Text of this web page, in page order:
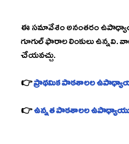
ఈ సమావేశం అనంతరం
గూగుల్ ఫారాల లింకులు
చేయవచ్చు.
👉 ప్రాథమిక పాఠశాలల
👉 ఉన్నత పాఠశాలల ఉపాధ్యాయుల